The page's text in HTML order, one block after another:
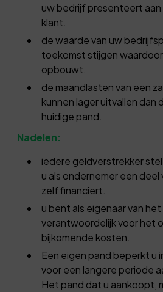
uw bedrijf presenteert
klant.
de waarde van uw
toekomst stijgen
opbouwt.
de maandlasten van een
kunnen lager uitvallen dan
huidige pand.
Nadelen:
iedere geldverstrekker
u als ondernemer een
zelf financiert.
u bent als eigenaar van
verantwoordelijk voor het
bijkomende kosten.
Een eigen pand beperkt u
voor een langere periode
Het pand dat u aankoopt,